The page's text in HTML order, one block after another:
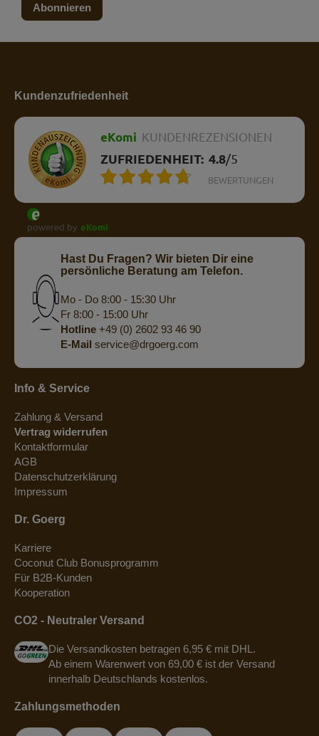
Abonnieren
Kundenzufriedenheit
eKomi KUNDENREZENSIONEN
ZUFRIEDENHEIT: 4.8/5
BEWERTUNGEN
powered by eKomi
Hast Du Fragen? Wir bieten Dir eine
persönliche Beratung am Telefon.
Mo - Do 8:00 - 15:30 Uhr
Fr 8:00 - 15:00 Uhr
Hotline +49 (0) 2602 93 46 90
E-Mail service@drgoerg.com
Info & Service
Zahlung & Versand
Vertrag widerrufen
Kontaktformular
AGB
Datenschutzerklärung
Impressum
Dr. Goerg
Karriere
Coconut Club Bonusprogramm
Für B2B-Kunden
Kooperation
CO2 - Neutraler Versand
Die Versandkosten betragen 6,95 € mit DHL.
Ab einem Warenwert von 69,00 € ist der Versand
innerhalb Deutschlands kostenlos.
Zahlungsmethoden